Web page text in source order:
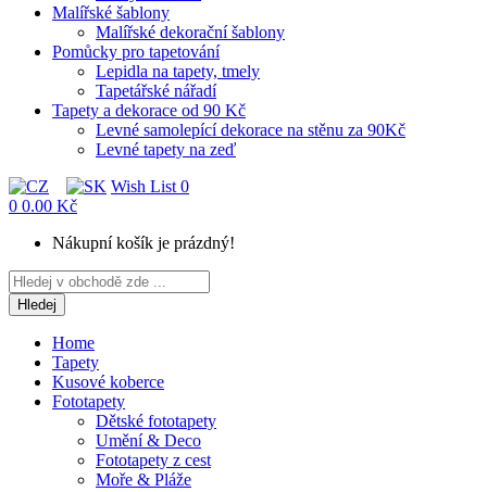
Malířské šablony
Malířské dekorační šablony
Pomůcky pro tapetování
Lepidla na tapety, tmely
Tapetářské nářadí
Tapety a dekorace od 90 Kč
Levné samolepící dekorace na stěnu za 90Kč
Levné tapety na zeď
Wish List 0
0 0.00 Kč
Nákupní košík je prázdný!
Hledej
Home
Tapety
Kusové koberce
Fototapety
Dětské fototapety
Umění & Deco
Fototapety z cest
Moře & Pláže